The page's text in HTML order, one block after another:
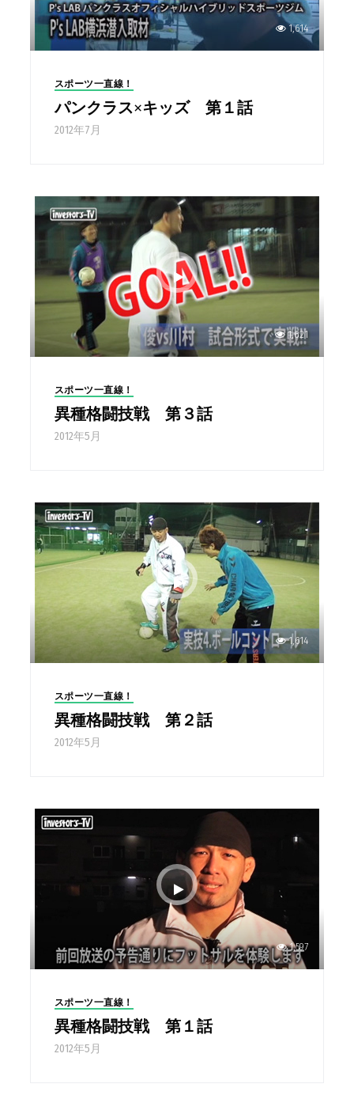
1,614
スポーツ一直線！
パンクラス×キッズ 第１話
2012年7月
1,621
スポーツ一直線！
異種格闘技戦 第３話
2012年5月
1,614
スポーツ一直線！
異種格闘技戦 第２話
2012年5月
1,597
スポーツ一直線！
異種格闘技戦 第１話
2012年5月